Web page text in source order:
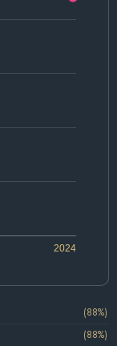
2024
(88%)
(88%)